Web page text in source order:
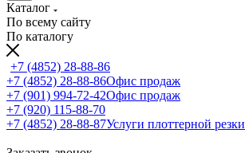
Каталог
По всему сайту
По каталогу
+7 (4852) 28-88-86
+7 (4852) 28-88-86Офис продаж
+7 (901) 994-72-42Офис продаж
+7 (920) 115-88-70
+7 (4852) 28-88-87Услуги плоттерной резки